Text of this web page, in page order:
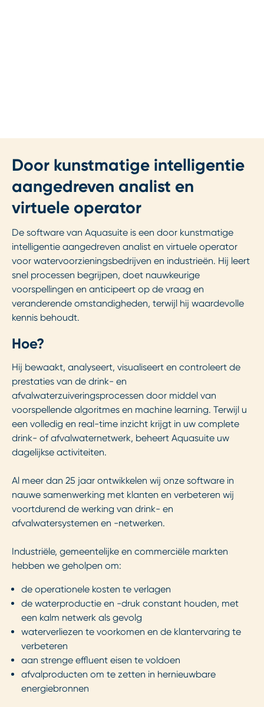
Door kunstmatige intelligentie
aangedreven analist en
virtuele operator
De software van Aquasuite is een door kunstmatige
intelligentie aangedreven analist en virtuele operator
voor watervoorzieningsbedrijven en industrieën. Hij leert
snel processen begrijpen, doet nauwkeurige
voorspellingen en anticipeert op de vraag en
veranderende omstandigheden, terwijl hij waardevolle
kennis behoudt.
Hoe?
Hij bewaakt, analyseert, visualiseert en controleert de
prestaties van de drink- en
afvalwaterzuiveringsprocessen door middel van
voorspellende algoritmes en machine learning. Terwijl u
een volledig en real-time inzicht krijgt in uw complete
drink- of afvalwaternetwerk, beheert Aquasuite uw
dagelijkse activiteiten.
Al meer dan 25 jaar ontwikkelen wij onze software in
nauwe samenwerking met klanten en verbeteren wij
voortdurend de werking van drink- en
afvalwatersystemen en -netwerken.
Industriële, gemeentelijke en commerciële markten
hebben we geholpen om:
de operationele kosten te verlagen
de waterproductie en -druk constant houden, met
een kalm netwerk als gevolg
waterverliezen te voorkomen en de klantervaring te
verbeteren
aan strenge effluent eisen te voldoen
afvalproducten om te zetten in hernieuwbare
energiebronnen